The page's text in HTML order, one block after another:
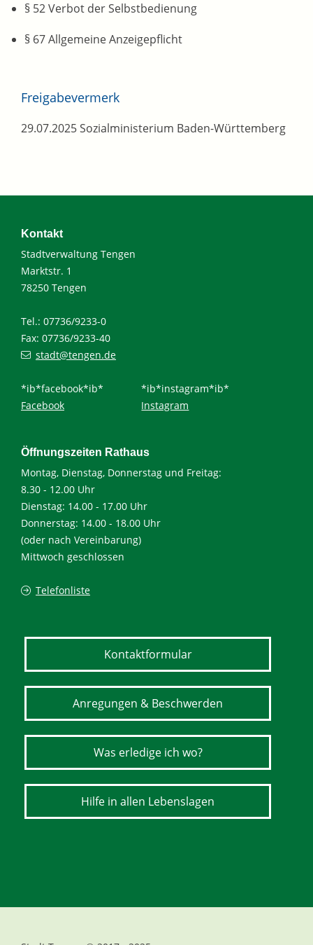
§ 52 Verbot der Selbstbedienung
§ 67 Allgemeine Anzeigepflicht
Freigabevermerk
29.07.2025 Sozialministerium Baden-Württemberg
Kontakt
Stadtverwaltung Tengen
Marktstr. 1
78250 Tengen
Tel.: 07736/9233-0
Fax: 07736/9233-40
stadt@tengen.de
*ib*facebook*ib*
Facebook
*ib*instagram*ib*
Instagram
Öffnungszeiten Rathaus
Montag, Dienstag, Donnerstag und Freitag:
8.30 - 12.00 Uhr
Dienstag: 14.00 - 17.00 Uhr
Donnerstag: 14.00 - 18.00 Uhr
(oder nach Vereinbarung)
Mittwoch geschlossen
Telefonliste
Kontaktformular
Anregungen & Beschwerden
Was erledige ich wo?
Hilfe in allen Lebenslagen